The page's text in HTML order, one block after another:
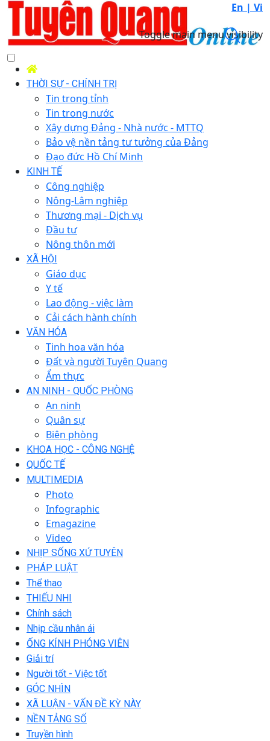
En | Vi
Toggle main menu visibility
THỜI SỰ - CHÍNH TRỊ
Tin trong tỉnh
Tin trong nước
Xây dựng Đảng - Nhà nước - MTTQ
Bảo vệ nền tảng tư tưởng của Đảng
Đạo đức Hồ Chí Minh
KINH TẾ
Công nghiệp
Nông-Lâm nghiệp
Thương mại - Dịch vụ
Đầu tư
Nông thôn mới
XÃ HỘI
Giáo dục
Y tế
Lao động - việc làm
Cải cách hành chính
VĂN HÓA
Tinh hoa văn hóa
Đất và người Tuyên Quang
Ẩm thực
AN NINH - QUỐC PHÒNG
An ninh
Quân sự
Biên phòng
KHOA HỌC - CÔNG NGHỆ
QUỐC TẾ
MULTIMEDIA
Photo
Infographic
Emagazine
Video
NHỊP SỐNG XỨ TUYÊN
PHÁP LUẬT
Thể thao
THIẾU NHI
Chính sách
Nhịp cầu nhân ái
ỐNG KÍNH PHÓNG VIÊN
Giải trí
Người tốt - Việc tốt
GÓC NHÌN
XÃ LUẬN - VẤN ĐỀ KỲ NÀY
NỀN TẢNG SỐ
Truyền hình